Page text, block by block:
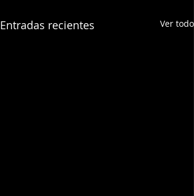
Entradas recientes Ver todo